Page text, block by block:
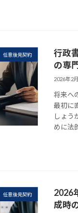
任意後見契約
行政
の専
2026年2
将来へ
最初に
しょう
めに法
任意後見契約
2026
成時